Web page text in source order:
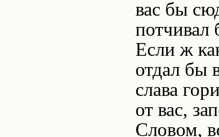
вас бы
потчивал
Если ж
отдал бы
слава
от вас,
Словом,